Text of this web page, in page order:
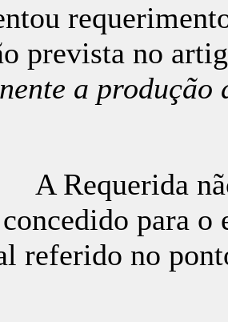
prevista no
a produção
Requerida
para o
referido no